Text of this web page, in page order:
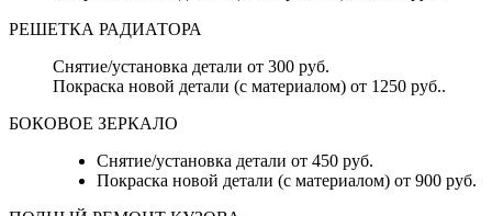
РЕШЕТКА РАДИАТОРА
Снятие/установка детали от 300 руб.
Покраска новой детали (с материалом) от 1250 руб..
БОКОВОЕ ЗЕРКАЛО
Снятие/установка детали от 450 руб.
Покраска новой детали (с материалом) от 900 руб.